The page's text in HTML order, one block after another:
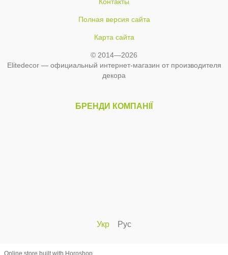
Полная версия сайта
Карта сайта
© 2014—2026
Elitedecor — официальный интернет-магазин от производителя
декора
БРЕНДИ КОМПАНІЇ
Укр Рус